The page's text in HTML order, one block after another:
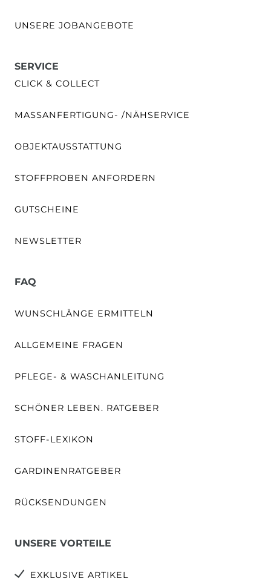
UNSERE JOBANGEBOTE
SERVICE
CLICK & COLLECT
MASSANFERTIGUNG- /NÄHSERVICE
OBJEKTAUSSTATTUNG
STOFFPROBEN ANFORDERN
GUTSCHEINE
NEWSLETTER
FAQ
WUNSCHLÄNGE ERMITTELN
ALLGEMEINE FRAGEN
PFLEGE- & WASCHANLEITUNG
SCHÖNER LEBEN. RATGEBER
STOFF-LEXIKON
GARDINENRATGEBER
RÜCKSENDUNGEN
UNSERE VORTEILE
EXKLUSIVE ARTIKEL